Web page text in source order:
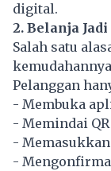
digital.
2. Belanja
Salah satu
Pelanggan
- Membuka
- Memindai
-
-